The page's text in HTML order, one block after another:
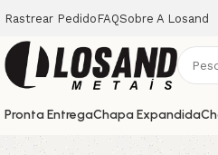
Rastrear Pedido FAQSobre A Losand
Pronta EntregaChapa Expandida